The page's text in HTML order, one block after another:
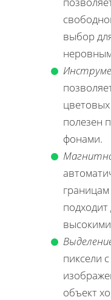
выбор
полезен
фонами.
пиксели
объект